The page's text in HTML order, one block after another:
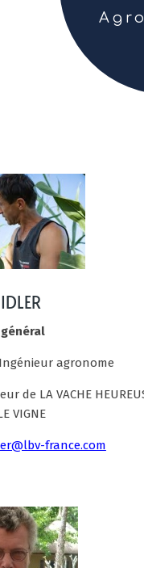
agronome
de LA VACHE
VIGNE
france.com